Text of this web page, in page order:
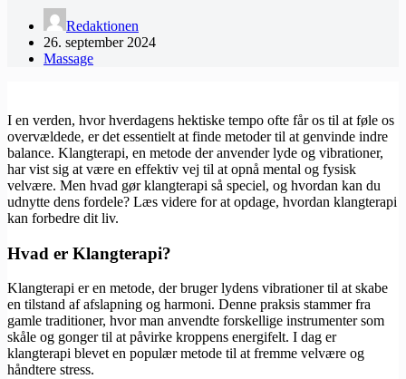
Redaktionen
26. september 2024
Massage
I en verden, hvor hverdagens hektiske tempo ofte får os til at føle os
overvældede, er det essentielt at finde metoder til at genvinde indre
balance. Klangterapi, en metode der anvender lyde og vibrationer,
har vist sig at være en effektiv vej til at opnå mental og fysisk
velvære. Men hvad gør klangterapi så speciel, og hvordan kan du
udnytte dens fordele? Læs videre for at opdage, hvordan klangterapi
kan forbedre dit liv.
Hvad er Klangterapi?
Klangterapi er en metode, der bruger lydens vibrationer til at skabe
en tilstand af afslapning og harmoni. Denne praksis stammer fra
gamle traditioner, hvor man anvendte forskellige instrumenter som
skåle og gonger til at påvirke kroppens energifelt. I dag er
klangterapi blevet en populær metode til at fremme velvære og
håndtere stress.